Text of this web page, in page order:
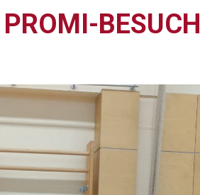
BESUCH